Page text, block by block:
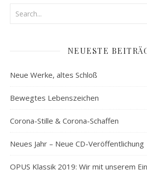
NEUESTE
Neue Werke, altes Schloß
Bewegtes Lebenszeichen
Corona-Stille & Corona-Schaffen
Neues Jahr – Neue CD-Veröffentlichung
OPUS Klassik 2019: Wir mit unserem